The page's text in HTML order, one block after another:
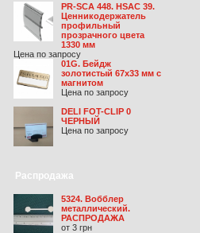
PR-SCA 448. HSAC 39.
Ценникодержатель
профильный
прозрачного цвета
1330 мм
Цена по запросу
01G. Бейдж
золотистый 67х33 мм с
магнитом
Цена по запросу
DELI FOT-CLIP 0
ЧЕРНЫЙ
Цена по запросу
Распродажа
5324. Вобблер
металлический.
РАСПРОДАЖА
от 3 грн